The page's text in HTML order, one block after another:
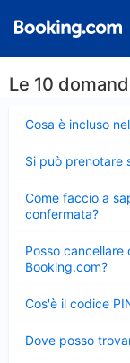
Le 10
Cosa è incluso
chiuso
Si può prenotare
chiuso
Come faccio a
confermata?
chiuso
Posso cancellare
Booking.com?
chiuso
Cos'è il codice
chiuso
Dove posso
chiuso